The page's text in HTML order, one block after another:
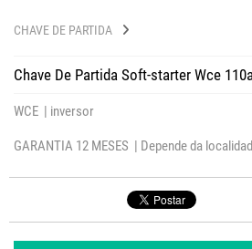
CHAVE DE PARTIDA
Chave De Partida Soft-starter Wce
WCE | inversor
GARANTIA 12 MESES | Depende da